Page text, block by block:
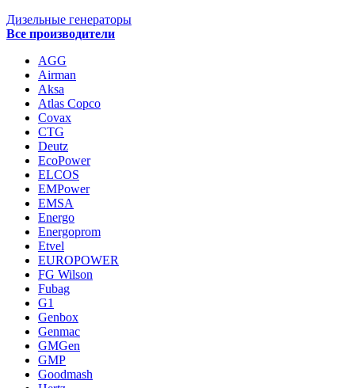
Дизельные генераторы
Все производители
AGG
Airman
Aksa
Atlas Copco
Covax
CTG
Deutz
EcoPower
ELCOS
EMPower
EMSA
Energo
Energoprom
Etvel
EUROPOWER
FG Wilson
Fubag
G1
Genbox
Genmac
GMGen
GMP
Goodmash